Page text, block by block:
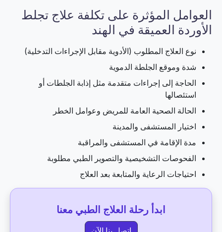
العوامل المؤثرة على تكلفة علاج تجلط
الأوردة العميقة في الهند
نوع العلاج المطلوب (الأدوية مقابل الإجراءات التدخلية)
شدة وموقع الجلطة الدموية
الحاجة إلى إجراءات متقدمة مثل إذابة الجلطات أو
استئصالها
الحالة الصحية العامة للمريض وعوامل الخطر
اختيار المستشفى والمدينة
مدة الإقامة في المستشفى والمراقبة
الفحوصات التشخيصية والتصوير الطبي مطلوبة
احتياجات الرعاية والمتابعة بعد العلاج
ابدأ رحلة العلاج الطبي معنا